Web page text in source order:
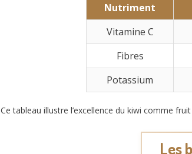
Nutriment
Vitamine C
Fibres
Potassium
Ce tableau illustre l’excellence du kiwi comme
Les